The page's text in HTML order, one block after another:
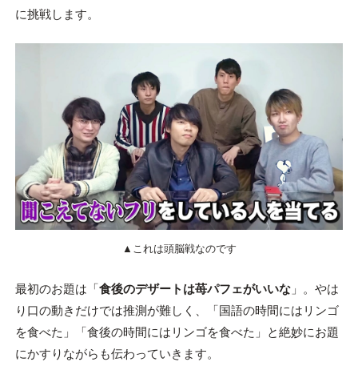
に挑戦します。
▲これは頭脳戦なのです
最初のお題は「食後のデザートは苺パフェがいいな」。やは
り口の動きだけでは推測が難しく、「国語の時間にはリンゴ
を食べた」「食後の時間にはリンゴを食べた」と絶妙にお題
にかすりながらも伝わっていきます。